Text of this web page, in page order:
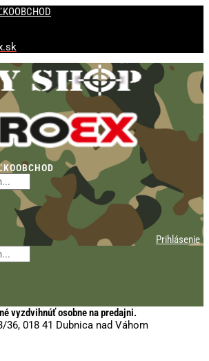
Prihlásenie
vyzdvihnúť osobne na predajni.
36, 018 41 Dubnica nad Váhom